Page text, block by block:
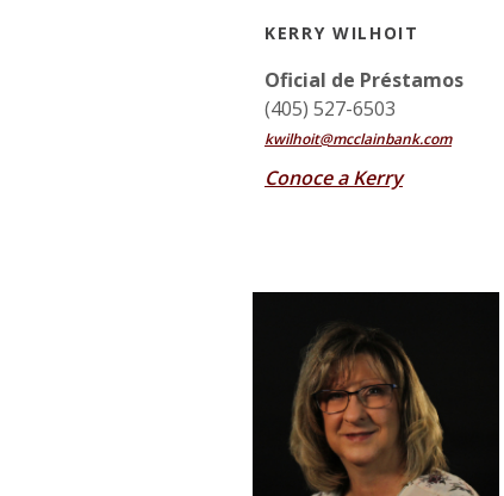
KERRY WILHOIT
Oficial de Préstamos
(405) 527-6503
kwilhoit@mcclainbank.com
Conoce a Kerry